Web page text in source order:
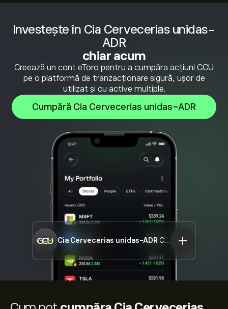
Investește în Cia Cervecerias unidas-
ADR
chiar acum
Creează un cont eToro pentru a cumpăra acțiuni CCU
pe o platformă de tranzacționare sigură, ușor de
utilizat și cu active multiple.
Cumpără Cia Cervecerias unidas-ADR
Cia Cervecerias unidas-ADR CCU